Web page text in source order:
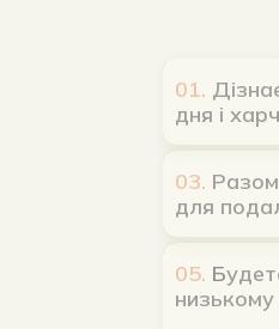
дня і
Разом з
для
удете
низькому